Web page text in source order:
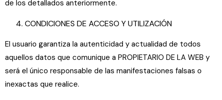
de los detallados anteriormente.
CONDICIONES DE ACCESO Y UTILIZACIÓN
El usuario garantiza la autenticidad y actualidad de todos
aquellos datos que comunique a PROPIETARIO DE LA WEB y
será el único responsable de las manifestaciones falsas o
inexactas que realice.